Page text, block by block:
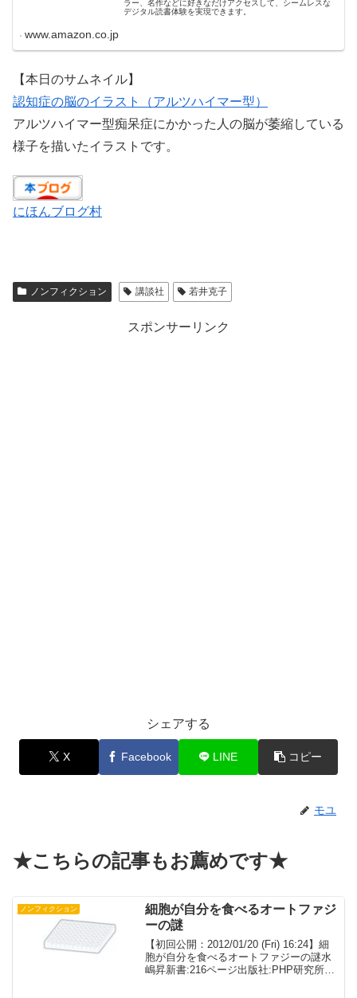
ラー、名作などに好きなだけアクセスして、シームレスな
デジタル読書体験を実現できます。
www.amazon.co.jp
【本日のサムネイル】
認知症の脳のイラスト（アルツハイマー型）
アルツハイマー型痴呆症にかかった人の脳が萎縮している
様子を描いたイラストです。
にほんブログ村
ノンフィクション 講談社 若井克子
スポンサーリンク
シェアする
X Facebook LINE コピー
モユ
★こちらの記事もお薦めです★
ノンフィクション
細胞が自分を食べるオートファジ
ーの謎
【初回公開：2012/01/20 (Fri) 16:24】細
胞が自分を食べるオートファジーの謎水
嶋昇新書:216ページ出版社:PHP研究所